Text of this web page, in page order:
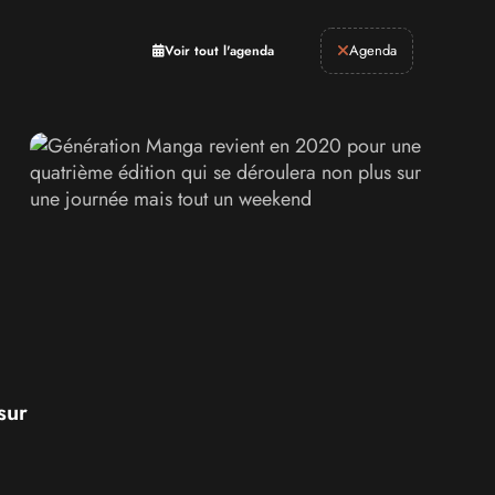
Voir tout l'agenda Agenda